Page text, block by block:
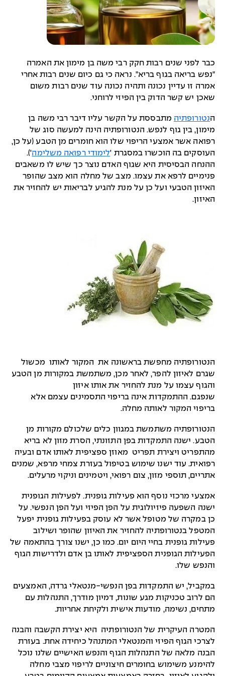
כבר לפני שנים רבות חקק רבי משה בן מימון את האמרה
"נפש בריאה בגוף בריא". נראה כי גם כיום שנים רבות אחרי
אמרה זו עדיין נכונה ותהיה נכונה עוד שנים רבות משום
שאכן יש קשר הדוק בין הפיזי לרוחני.
הנטורופתיה מתבססת על הקשר עליו דיבר רבי משה בן
מימון, בין גוף לנפש. הנטורופתיה הינה למעשה סוג של
רפואה אשר אמצעי הריפוי שלו הוא חומרים מן הטבע (על כן,
העוסקים בה הוכשרו במסגרת 'לימודי רפואה משלימה').
ההנחה הבסיסית היא שגוף האדם נוצר כך שיש לו משאבים
פנימיים לרפא את עצמו. מצב של מחלה הוא מצב שהופר
האיזון הטבעי ועל כן על מנת להגיע לבריאות יש להחזיר את
האיזון.
הנטורופתיה מחפשת בראשונה את המקור לאותו מכשול
שגרם לאיזון להפר, לאחר מכן, משתמשת במקורות מן הטבע
והגוף עצמו על מנת להחזיר את אותו איזון
שנפגם. ההתמקדות אינה בריפוי התסמינים עצמם אלא
בריפוי המקור לאותה מחלה.
הנטורופתיה משתמשת במגוון כלים שלכולם מקורות מן
הטבע. ישנה התמקדות בפן התזונתי, הסרת מזון לא בריא
מהתפריט ויצירת תפריט מאוזן ספציפית לאותו אדם ובעיה
רפואית. עוד ישנו שימוש בטיפול בעזרת צמחי מרפא, שמנים
אתריים, תוספי מזון, צום רפואי, ויטמינים וניקוי מרעלים.
אמצעי מרכזי נוסף הוא פעילות גופנית. לפעילות הגופנית
ישנה השפעה פיזיולוגית על הפן הפיזי ועל הפן הנפשי. על
כן במקרה של מטופל אשר לא עוסק בפעילות גופנית יפעל
המטפל בנטורופתיה להחזיר את האיזון שהופר ושילוב
פעילות גופנית בחיי היום יום. כמו כן, ישנו צורך בהתאמה של
הפעילות הגופנית הספציפית לאותו בן אדם ולדרישות הגוף
והנפש שלו.
במקביל, יש התמקדות בפן הנפשי-מנטאלי גרדה, האמצעים
הם לרוב טכניקות מגע שונות, דמיון מודרך, התנהלות עם
מתחים, נשימה, מודעות אישית ולקיחת אחריות.
המטרה העיקרית של הנטורופתיה היא יצירת הקשבה והבנה
לצרכי הגוף הפיזי והמנטאלי המתנהל כיחידה אחת. בעזרת
הבנה מלאה של התנהלות הגוף והנפש האישיים שלנו נוכל
להימנע משימוש בחומרים חיצוניים לריפוי מצבי מחלה